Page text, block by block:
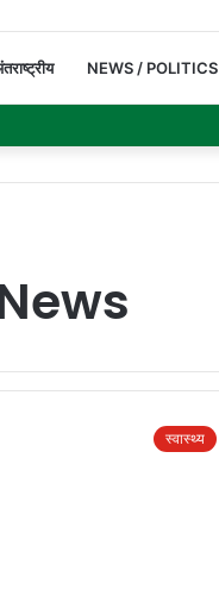
NEWS / POLITICS
स्वास्थ्य